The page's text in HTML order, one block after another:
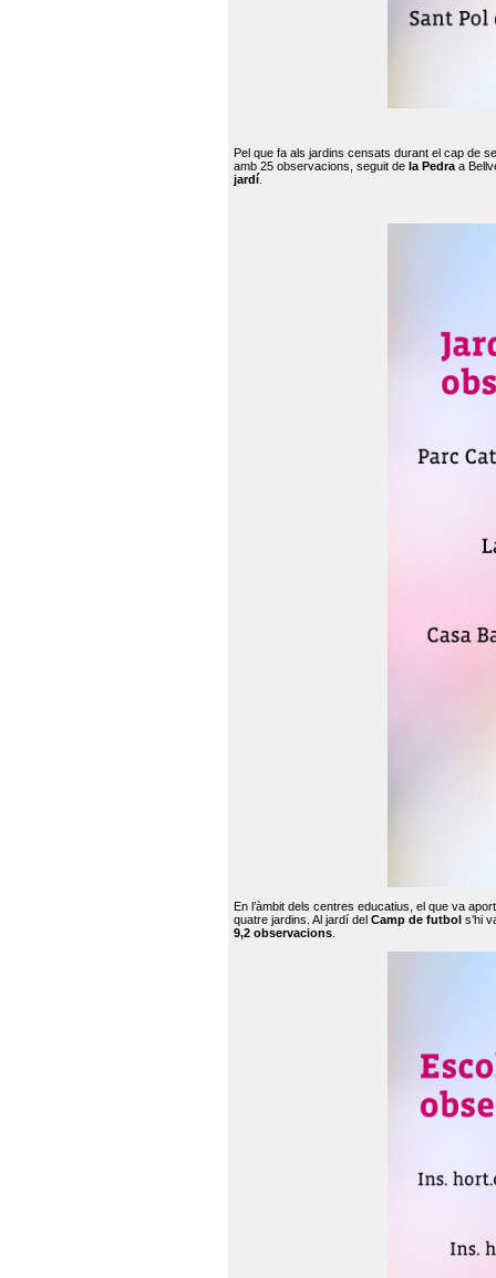
Pel que fa als jardins censats durant el cap de
amb 25 observacions, seguit de la Pedra a
jardí
En l’àmbit dels centres educatius, el que va
quatre jardins. Al jardí del Camp de futbol s’hi
9,2 observacions